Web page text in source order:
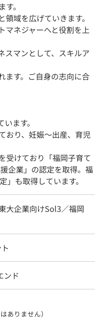
。
域を広げていきます。
マネジャーへと役割を上
スマンとして、スキルア
ます。ご自身の志向に合
ます。
おり、妊娠～出産、育児
受けており「福岡子育て
企業」の認定を取得。福
も取得しています。
大企業向けSol3／福岡
ンド
ありません）